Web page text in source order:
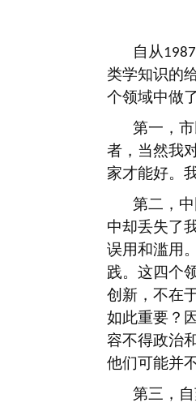
自从1987
类学知识的
个领域中做
第一，
者，当然我
家才能好。
第二，
中却丢失了
误用和滥用
践。这四个
创新，不在
如此重要？
容不得政治
他们可能并
第三，